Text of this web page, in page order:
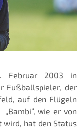
Februar 2003 in
Fußballspieler, der
auf den Flügeln
wie er von
wird, hat den Status